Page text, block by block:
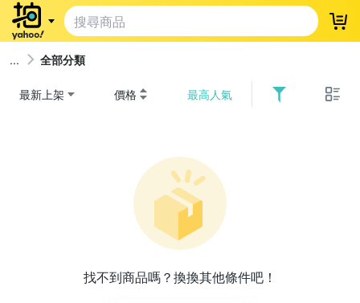
登
全部分類
最新上架 價格 最高人氣
找不到商品嗎？換換其他條件吧！